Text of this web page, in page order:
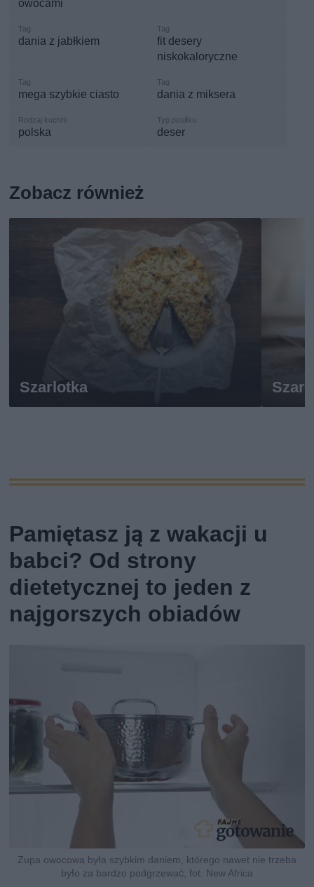
owocami
dania z jabłkiem
fit desery
niskokaloryczne
mega szybkie ciasto dania z miksera
polska deser
Zobacz również
Szarlotka
Pamiętasz ją z wakacji u
babci? Od strony
dietetycznej to jeden z
najgorszych obiadów
Zupa owocowa była szybkim daniem, którego nawet nie trzeba
było za bardzo podgrzewać, fot. New Africa